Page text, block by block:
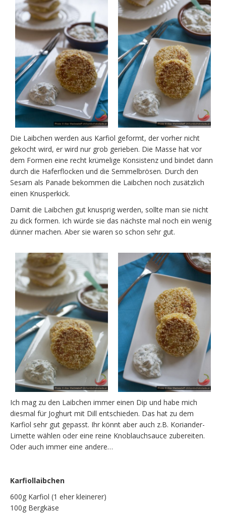
Die Laibchen werden aus Karfiol geformt, der vorher nicht
gekocht wird, er wird nur grob gerieben. Die Masse hat vor
dem Formen eine recht krümelige Konsistenz und bindet dann
durch die Haferflocken und die Semmelbrösen. Durch den
Sesam als Panade bekommen die Laibchen noch zusätzlich
einen Knusperkick.
Damit die Laibchen gut knusprig werden, sollte man sie nicht
zu dick formen. Ich würde sie das nächste mal noch ein wenig
dünner machen. Aber sie waren so schon sehr gut.
Ich mag zu den Laibchen immer einen Dip und habe mich
diesmal für Joghurt mit Dill entschieden. Das hat zu dem
Karfiol sehr gut gepasst. Ihr könnt aber auch z.B. Koriander-
Limette wählen oder eine reine Knoblauchsauce zubereiten.
Oder auch immer eine andere…
Karfiollaibchen
600g Karfiol (1 eher kleinerer)
100g Bergkäse